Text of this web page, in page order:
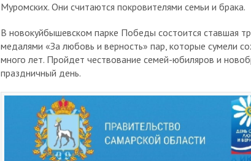
Муромских. Они считаются покровителями семьи и брака.
В новокуйбышевском парке Победы состоится ставшая
медалями «За любовь и верность» пар, которые сумели
много лет. Пройдет чествование семей-юбиляров и
праздничный день.